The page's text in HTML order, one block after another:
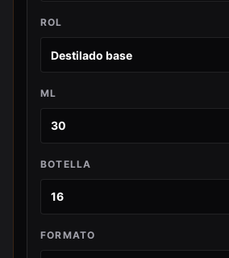
ROL
ML
BOTELLA
FORMATO